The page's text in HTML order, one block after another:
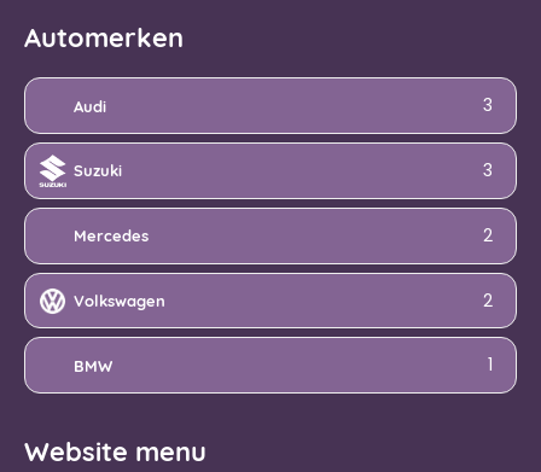
Automerken
Audi 3
Suzuki 3
Mercedes 2
Volkswagen 2
BMW 1
Website menu